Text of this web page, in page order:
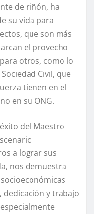
de riñón, ha
su vida para
que son más
el provecho
otros, como lo
Civil, que
tienen en el
en su ONG.
del Maestro
a lograr sus
nos demuestra
dedicación y trabajo